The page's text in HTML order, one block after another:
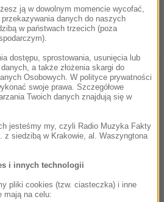
dotyczące kworum.
im składania wniosków
bez możliwości sprawdzenia
posłów i niemające podstaw
głosowanych poprawek do
Marka Kuchcińskiego to jego
za to, że
w sposób legalny".
został już podpisany
ją w dowolnym momencie wycofać,
danych do naszych
w państwach trzecich (poza
dostępu, sprostowania, usunięcia lub
a także złożenia skargi do
Osobowych. W polityce prywatności
swoje prawa. Szczegółowe
Twoich danych znajdują się w
jesteśmy my, czyli Radio Muzyka Fakty
z siedzibą w Krakowie, al. Waszyngtona
i innych technologii
pliki cookies (tzw. ciasteczka) i inne
mają na celu: